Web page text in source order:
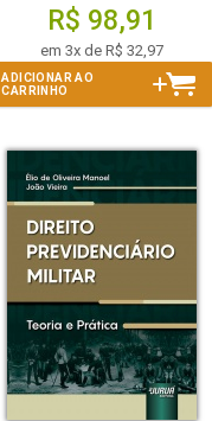
R$ 98,91
em 3x de R$ 32,97
ADICIONAR AO
CARRINHO